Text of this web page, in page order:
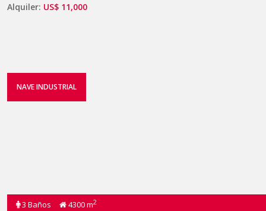
Alquiler: US$ 11,000
NAVE INDUSTRIAL
3 Baños 4300 m2